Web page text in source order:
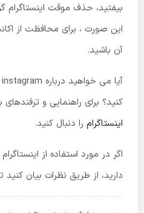
بیفتید، حذف موقت اینستاگرام
این صورت ، برای محافظت از
آن باشید.
کنید؟ برای راهنمایی و
اینستاگرام را دنبال کنید.
اگر در مورد استفاده از
دارید، از طریق نظرات بیان